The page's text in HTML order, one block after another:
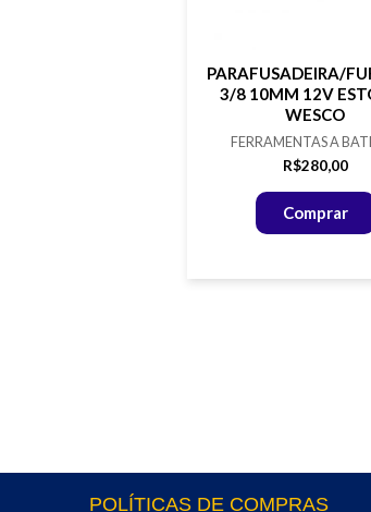
PARAFUSADEIRA/
3/8 10MM 12V
WESCO
FERRAMENTAS A
R$280,00
Comprar
POLÍTICAS DE COMPRAS